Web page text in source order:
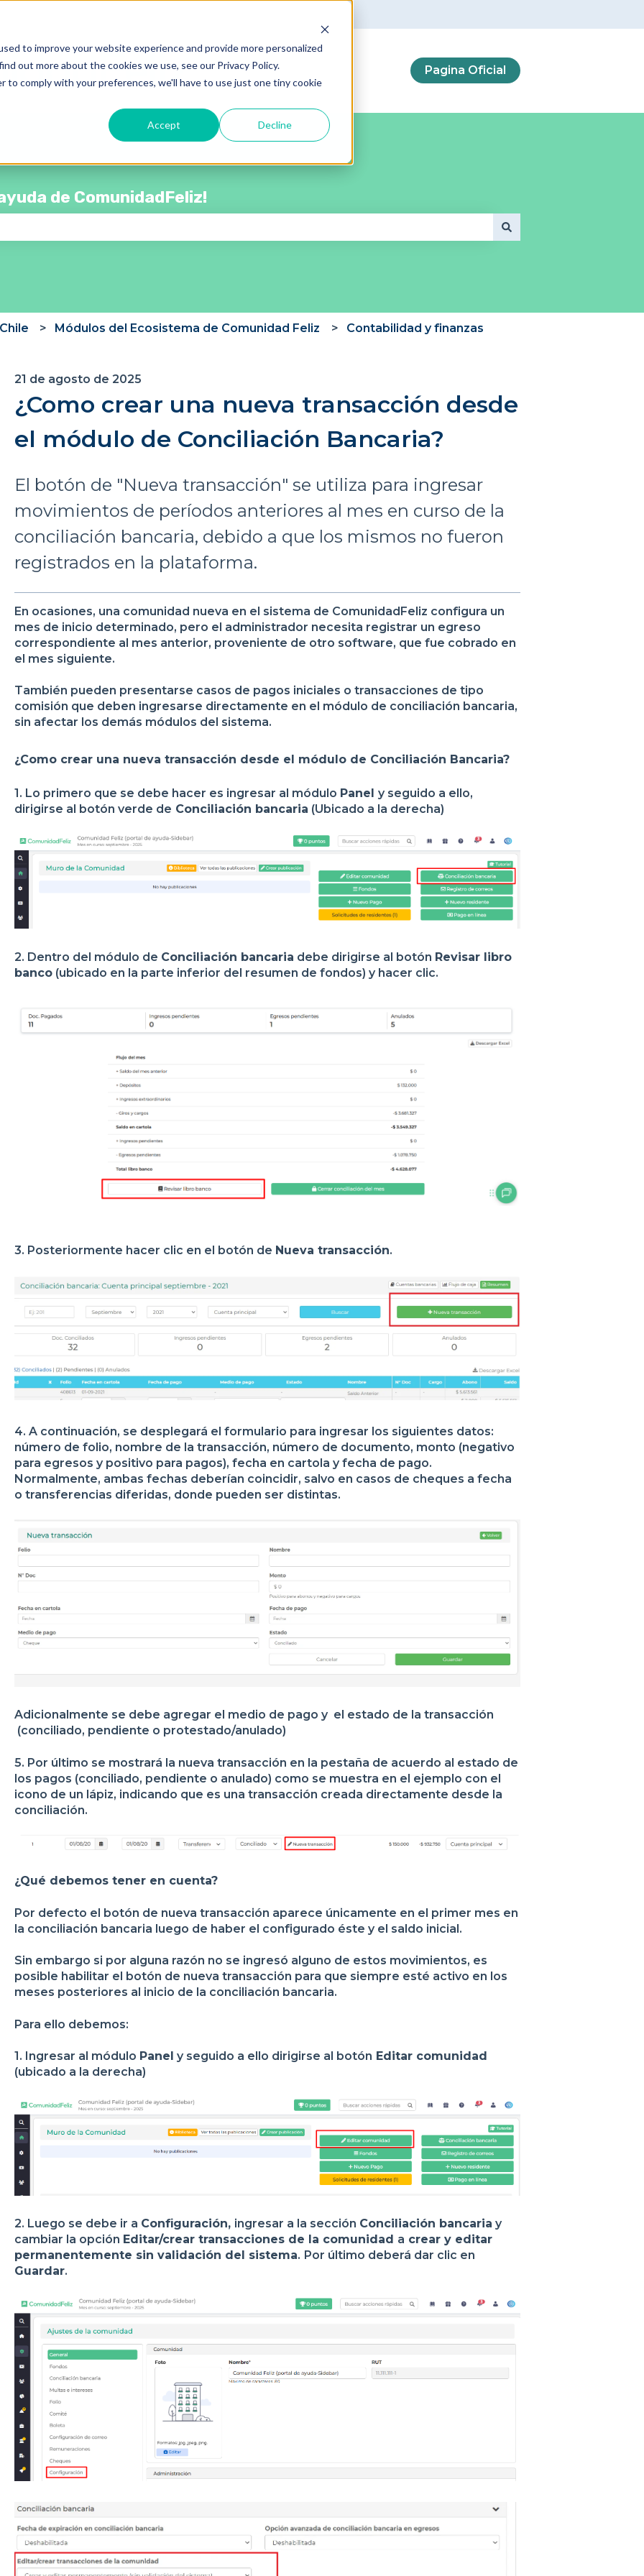
to improve your website experience and provide more personalized
out more about the cookies we use, see our Privacy Policy.
comply with your preferences, we'll have to use just one tiny cookie
Accept Decline
Pagina Oficial
de ComunidadFeliz!
Módulos del Ecosistema de Comunidad Feliz Contabilidad y finanzas
21 de agosto de 2025
¿Como crear una nueva transacción desde
el módulo de Conciliación Bancaria?
El botón de "Nueva transacción" se utiliza para ingresar
movimientos de períodos anteriores al mes en curso de la
conciliación bancaria, debido a que los mismos no fueron
registrados en la plataforma.
En ocasiones, una comunidad nueva en el sistema de ComunidadFeliz configura un
mes de inicio determinado, pero el administrador necesita registrar un egreso
correspondiente al mes anterior, proveniente de otro software, que fue cobrado en
el mes siguiente.
También pueden presentarse casos de pagos iniciales o transacciones de tipo
comisión que deben ingresarse directamente en el módulo de conciliación bancaria,
sin afectar los demás módulos del sistema.
¿Como crear una nueva transacción desde el módulo de Conciliación Bancaria?
1. Lo primero que se debe hacer es ingresar al módulo Panel y seguido a ello,
dirigirse al botón verde de Conciliación bancaria (Ubicado a la derecha)
2. Dentro del módulo de Conciliación bancaria debe dirigirse al botón Revisar libro
banco(ubicado en la parte inferior del resumen de fondos) y hacer clic.
3. Posteriormente hacer clic en el botón de Nueva transacción.
4. A continuación, se desplegará el formulario para ingresar los siguientes datos:
número de folio, nombre de la transacción, número de documento, monto (negativo
para egresos y positivo para pagos), fecha en cartola y fecha de pago.
Normalmente, ambas fechas deberían coincidir, salvo en casos de cheques a fecha
o transferencias diferidas, donde pueden ser distintas.
Adicionalmente se debe agregar el medio de pago y el estado de la transacción
(conciliado, pendiente o protestado/anulado)
5. Por último se mostrará la nueva transacción en la pestaña de acuerdo al estado de
los pagos (conciliado, pendiente o anulado) como se muestra en el ejemplo con el
icono de un lápiz, indicando que es una transacción creada directamente desde la
conciliación.
¿Qué debemos tener en cuenta?
Por defecto el botón de nueva transacción aparece únicamente en el primer mes en
la conciliación bancaria luego de haber el configurado éste y el saldo inicial.
Sin embargo si por alguna razón no se ingresó alguno de estos movimientos, es
posible habilitar el botón de nueva transacción para que siempre esté activo en los
meses posteriores al inicio de la conciliación bancaria.
Para ello debemos:
1. Ingresar al módulo Panel y seguido a ello dirigirse al botón Editar comunidad
(ubicado a la derecha)
2. Luego se debe ir a Configuración, ingresar a la sección Conciliación bancaria y
cambiar la opción Editar/crear transacciones de la comunidad a crear y editar
permanentemente sin validación del sistema. Por último deberá dar clic en
Guardar.